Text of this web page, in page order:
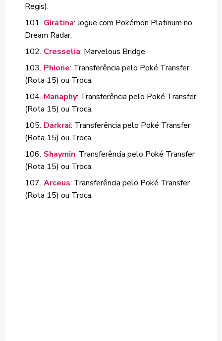
Regis).
Giratina: Jogue com Pokémon Platinum no
Dream Radar.
Cresselia: Marvelous Bridge.
Phione: Transferência pelo Poké Transfer
(Rota 15) ou Troca.
Manaphy: Transferência pelo Poké Transfer
(Rota 15) ou Troca.
Darkrai: Transferência pelo Poké Transfer
(Rota 15) ou Troca.
Shaymin: Transferência pelo Poké Transfer
(Rota 15) ou Troca.
Arceus: Transferência pelo Poké Transfer
(Rota 15) ou Troca.